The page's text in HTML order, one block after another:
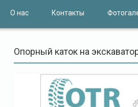
О нас Контакты
Опорный каток на